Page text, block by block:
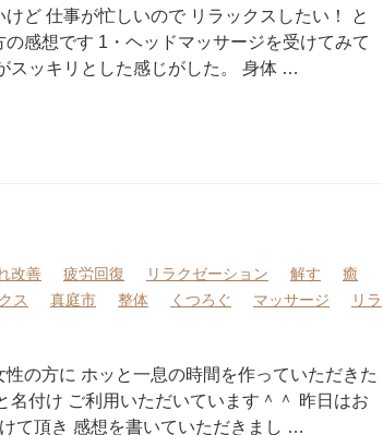
ど 仕事が忙しいので リラックスしたい！ と
感想です 1・ヘッドマッサージを受けてみて
スッキリとした感じがした。 身体 …
改善 疲労回復 リラクゼーション 解す
癒
ス 真庭市 整体 くつろぐ マッサージ
リラ
の方に ホッと一息の時間を作っていただきた
名付け ご利用いただいています＾＾ 昨日はお
て頂き 感想を書いていただきまし …